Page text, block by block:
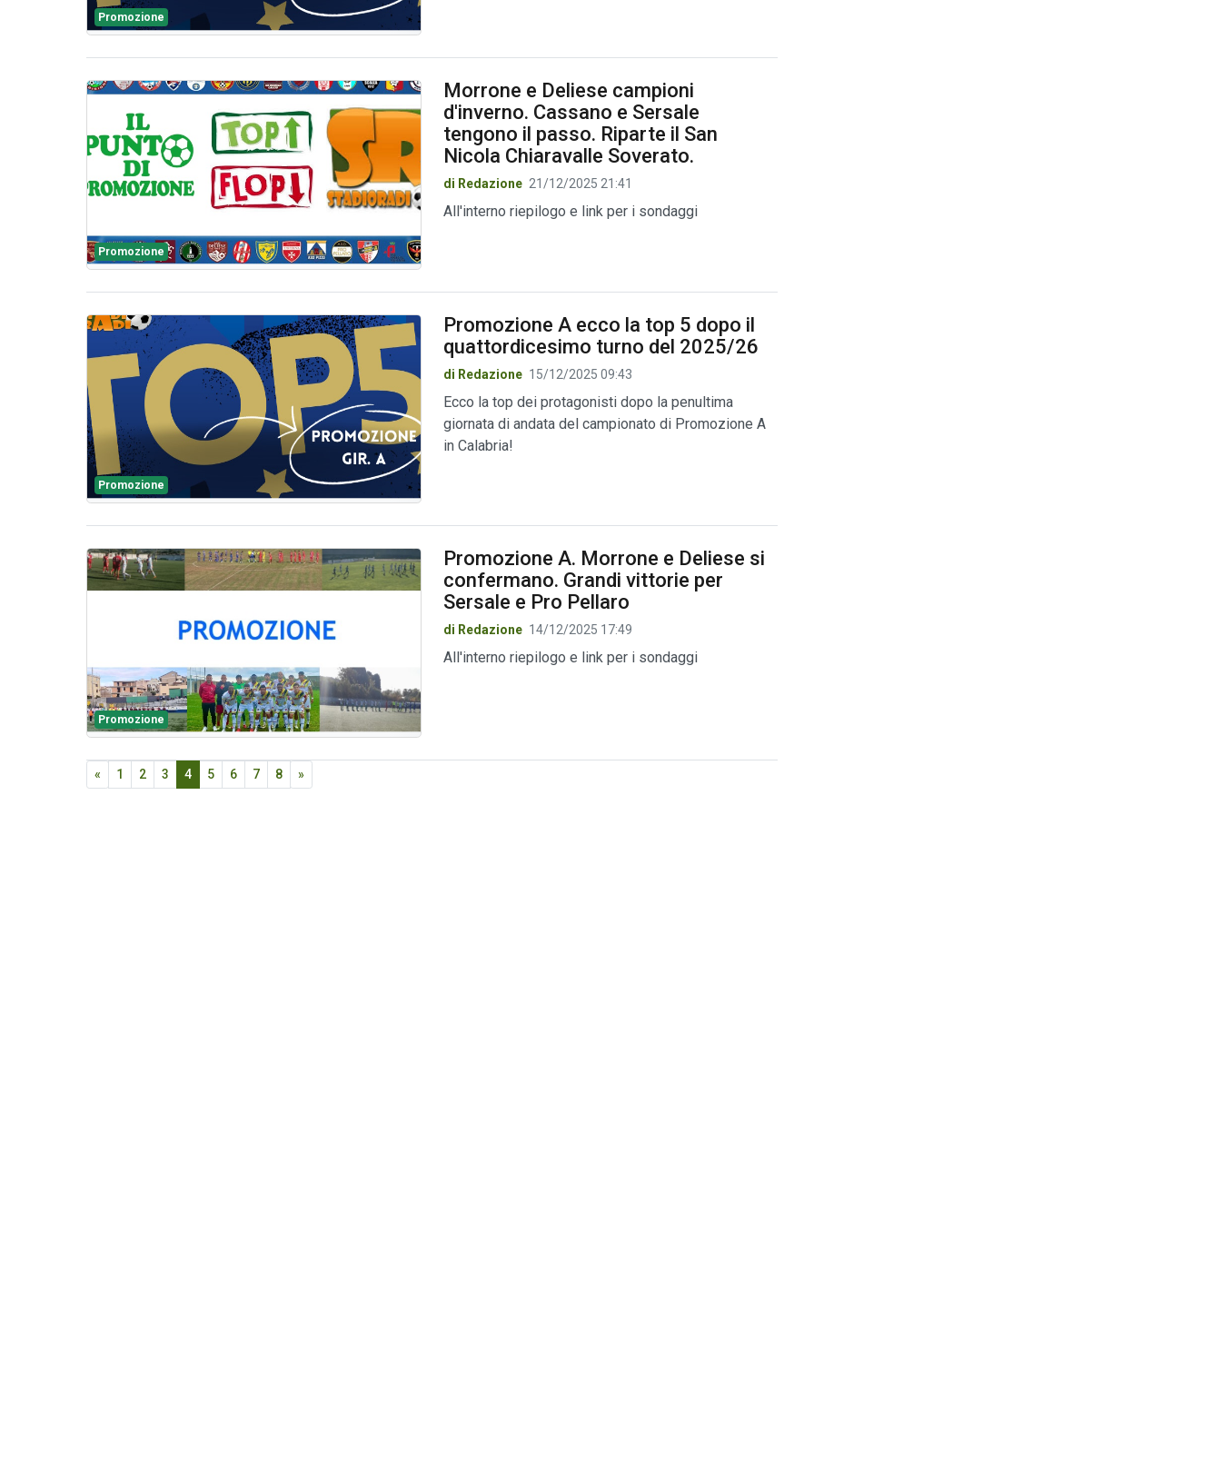
Promozione
Promozione
Morrone e Deliese campioni
d'inverno. Cassano e Sersale
tengono il passo. Riparte il San
Nicola Chiaravalle Soverato.
di Redazione 21/12/2025 21:41
All'interno riepilogo e link per i sondaggi
Promozione
Promozione A ecco la top 5 dopo il
quattordicesimo turno del 2025/26
di Redazione 15/12/2025 09:43
Ecco la top dei protagonisti dopo la penultima
giornata di andata del campionato di Promozione A
in Calabria!
Promozione
Promozione A. Morrone e Deliese si
confermano. Grandi vittorie per
Sersale e Pro Pellaro
di Redazione 14/12/2025 17:49
All'interno riepilogo e link per i sondaggi
« 1 2 3 4 5 6 7 8 »